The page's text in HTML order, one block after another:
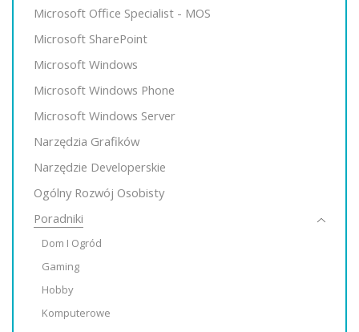
Microsoft Office Specialist - MOS
Microsoft SharePoint
Microsoft Windows
Microsoft Windows Phone
Microsoft Windows Server
Narzędzia Grafików
Narzędzie Developerskie
Ogólny Rozwój Osobisty
Poradniki
Dom I Ogród
Gaming
Hobby
Komputerowe